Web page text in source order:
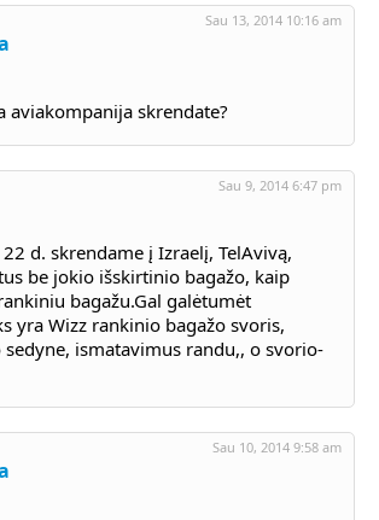
Sau 13, 2014 10:16 am
aviakompanija skrendate?
Sau 9, 2014 6:47 pm
d. skrendame į Izraelį, TelAvivą,
be jokio išskirtinio bagažo, kaip
bagažu.Gal galėtumėt
yra Wizz rankinio bagažo svoris,
ismatavimus randu,, o svorio-
Sau 10, 2014 9:58 am